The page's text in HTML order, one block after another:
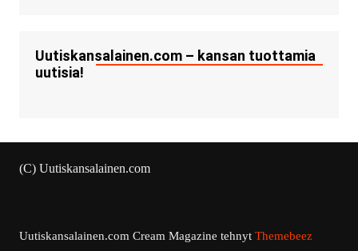
Uutiskansalainen.com – kansan tuottamia
uutisia!
(C) Uutiskansalainen.com
Uutiskansalainen.comCream Magazine tehnyt Themebeez